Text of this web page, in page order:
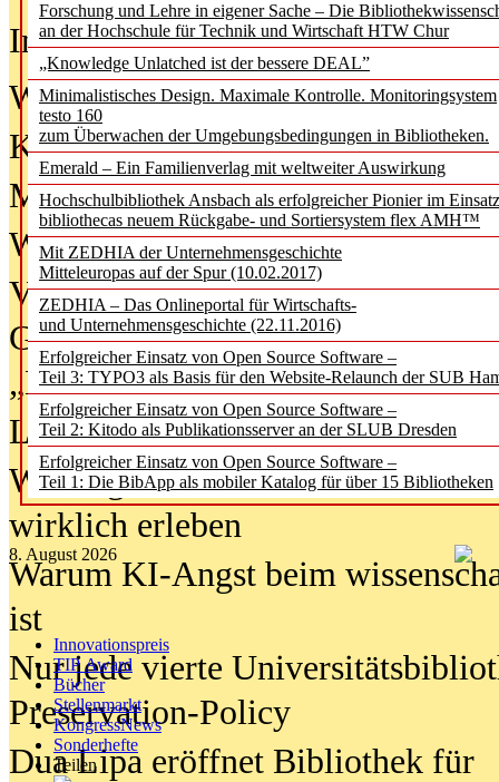
Forschung und Lehre in eigener Sache – Die
an der Hochschule für Technik und Wirtschaft HTW Chur
„Knowledge Unlatched ist der bessere DEAL”
Minimalistisches Design. Maximale Kontrolle. Monitoringsystem
testo 160
zum Überwachen der Umgebungsbedingungen in Bibliotheken.
Emerald – Ein Familienverlag mit weltweiter Auswirkung
Hochschulbibliothek Ansbach als erfolgreicher Pionier im
bibliothecas neuem Rückgabe- und Sortiersystem flex AMH™
Mit ZEDHIA der Unternehmensgeschichte
Mitteleuropas auf der Spur (10.02.2017)
ZEDHIA – Das Onlineportal für Wirtschafts-
und Unternehmensgeschichte (22.11.2016)
Erfolgreicher Einsatz von Open Source Software –
Teil 3: TYPO3 als Basis für den Website-Relaunch der SUB
Erfolgreicher Einsatz von Open Source Software –
Teil 2: Kitodo als Publikationsserver an der SLUB Dresden
Erfolgreicher Einsatz von Open Source Software –
Teil 1: Die BibApp als mobiler Katalog für über 15 Bibliotheken
8. August 2026
Innovationspreis
TIP Award
Bücher
Stellenmarkt
KongressNews
Sonderhefte
Teilen
In der Ausgabe06/2026(August
Was Hochschul­bibliotheken von
Kinder in der digitalen Welt
Metadaten als Infrastruktur
Wenn Bots katalogisieren
Von Abschlusskleidern bis
Geisterjagd-Ausrüstung in der
„Library of Things“ unterwegs
Lesen als Infrastrukturaufgabe
Wie Jugendliche Social Media
wirklich erleben
Warum KI-Angst beim
ist
Nur jede vierte
Preservation-Policy
Dua Lipa eröffnet Bibliothek für